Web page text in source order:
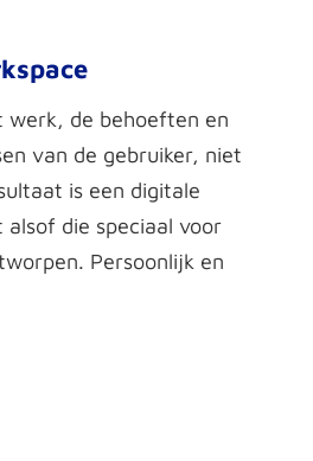
werk, de behoeften en
van de gebruiker, niet
is een digitale
die speciaal voor
Persoonlijk en